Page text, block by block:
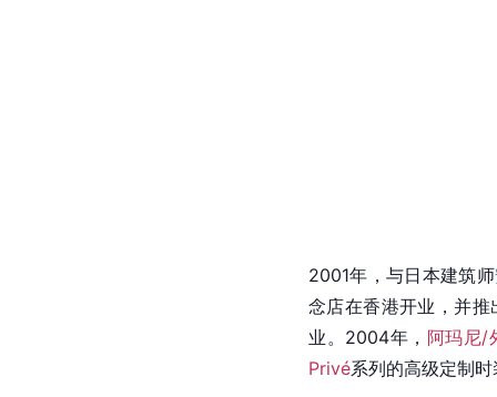
2001年，与日本建筑师
念店在香港开业，并推
业。2004年， 阿玛尼/
Privé系列的高级定制